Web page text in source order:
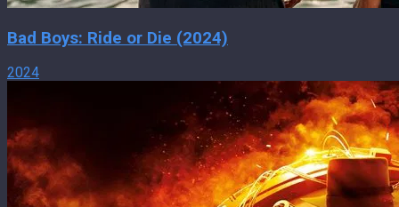
Bad Boys: Ride or Die (2024)
2024